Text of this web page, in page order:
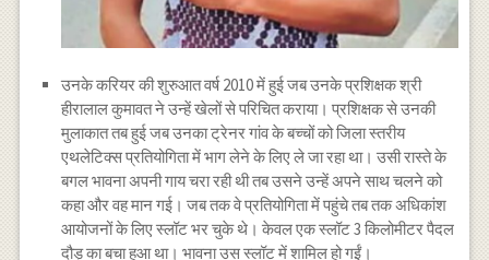
उनके करियर की शुरुआत वर्ष 2010 में हुई जब उनके प्रशिक्षक श्री
हीरालाल कुमावत ने उन्हें खेलों से परिचित कराया। प्रशिक्षक से उनकी
मुलाकात तब हुई जब उनका ट्रेनर गांव के बच्चों को जिला स्तरीय
एथलेटिक्स प्रतियोगिता में भाग लेने के लिए ले जा रहा था। उसी रास्ते के
बगल भावना अपनी गाय चरा रही थी तब उसने उन्हें अपने साथ चलने को
कहा और वह मान गई। जब तक वे प्रतियोगिता में पहुंचे तब तक अधिकांश
आयोजनों के लिए स्लॉट भर चुके थे। केवल एक स्लॉट 3 किलोमीटर पैदल
दौड़ का बचा हुआ था। भावना उस स्लॉट में शामिल हो गईं।